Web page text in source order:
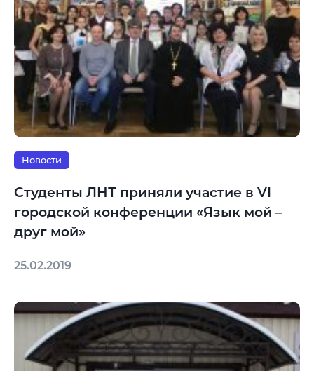
Новости
Студенты ЛНТ приняли участие в VI
городской конференции «Язык мой –
друг мой»
25.02.2019